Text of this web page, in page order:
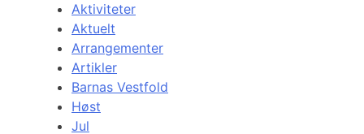
Aktiviteter
Aktuelt
Arrangementer
Artikler
Barnas Vestfold
Høst
Jul